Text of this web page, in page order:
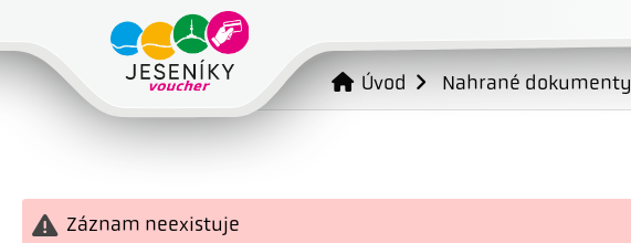
Úvod Nahrané dokumenty
Záznam neexistuje